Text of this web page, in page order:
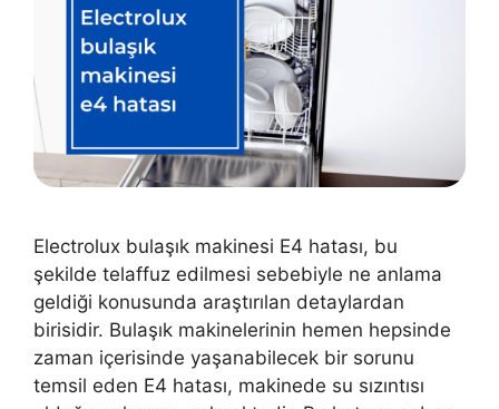
Electrolux bulaşık makinesi E4 hatası, bu
şekilde telaffuz edilmesi sebebiyle ne anlama
geldiği konusunda araştırılan detaylardan
birisidir. Bulaşık makinelerinin hemen hepsinde
zaman içerisinde yaşanabilecek bir sorunu
temsil eden E4 hatası, makinede su sızıntısı